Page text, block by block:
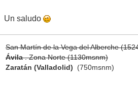
Un saludo
San Martín de la Vega del Alberche
Ávila. Zona Norte (1130msnm)
Zaratán (Valladolid) (750msnm)